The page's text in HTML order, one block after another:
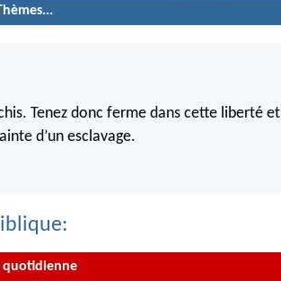
Tenez donc ferme dans cette liberté et
d’un esclavage.